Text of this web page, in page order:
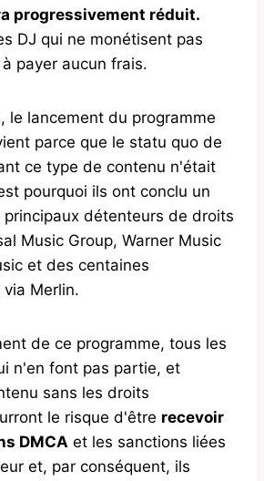
progressivement réduit.
DJ qui ne monétisent pas
à payer aucun frais.
le lancement du programme
parce que le statu quo de
ce type de contenu n'était
pourquoi ils ont conclu un
principaux détenteurs de droits
Music Group, Warner Music
et des centaines
Merlin.
de ce programme, tous les
n'en font pas partie, et
sans les droits
le risque d'être recevoir
DMCA et les sanctions liées
et, par conséquent, ils